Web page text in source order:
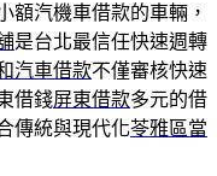
額汽機車借款的車輛，
是台北最信任快速週轉
汽車借款不僅審核快速
借錢屏東借款多元的借
傳統與現代化苓雅區當